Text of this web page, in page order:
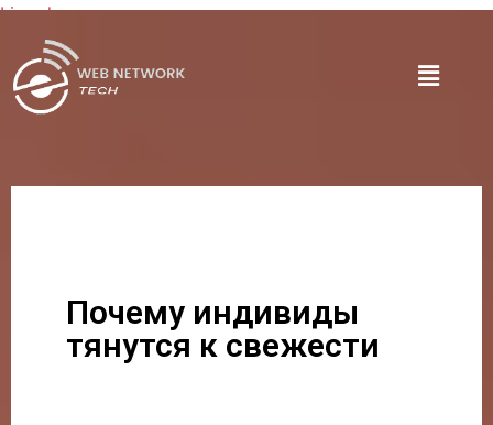
Lire plus
Почему индивиды
тянутся к свежести